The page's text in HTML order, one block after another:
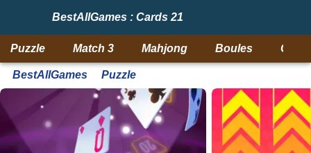
BestAllGames : Cards 21
Puzzle Match 3 Mahjong Boules
BestAllGames Puzzle